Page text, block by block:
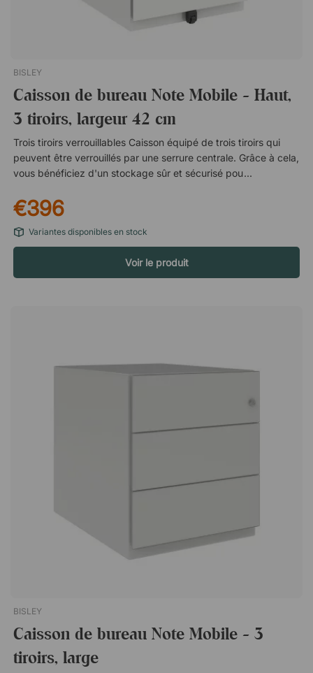
BISLEY
Caisson de bureau Note Mobile - Haut,
3 tiroirs, largeur 42 cm
Trois tiroirs verrouillables Caisson équipé de trois tiroirs qui
peuvent être verrouillés par une serrure centrale. Grâce à cela,
vous bénéficiez d'un stockage sûr et sécurisé pour les
travail. Tiroir adapté pour les dossiers suspendus Le tiroir
inférieur est spécialement conçu pour les dossiers suspendus
A4. Vous suspendez les dossiers à l'horizontale, ce qui vous
donne des archives claires et faciles à parcourir. Les dossiers
suspendus ne sont pas inclus. Couleurs : Chalk Beige Cream
Yellow Bisley Green Dijon Coffee Cardinal Red Bisley Orange
qui permet de le déplacer facilement en cas de besoin. 3
personnalisé pour dossiers suspendus (A4). Hauteur de 64,5
€396
Variantes disponibles en stock
Voir le produit
BISLEY
Caisson de bureau Note Mobile - 3
tiroirs, large